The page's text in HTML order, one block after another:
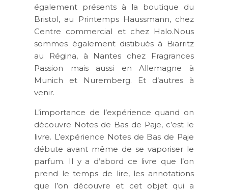
également présents à la boutique du
Bristol, au Printemps Haussmann, chez
Centre commercial et chez Halo.Nous
sommes également distibués à Biarritz
au Régina, à Nantes chez Fragrances
Passion mais aussi en Allemagne à
Munich et Nuremberg. Et d’autres à
venir.
L’importance de l’expérience quand on
découvre Notes de Bas de Paje, c’est le
livre. L’expérience Notes de Bas de Paje
débute avant même de se vaporiser le
parfum. Il y a d’abord ce livre que l’on
prend le temps de lire, les annotations
que l’on découvre et cet objet qui a